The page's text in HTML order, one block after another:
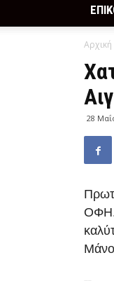
Αρχική
28
ΟΦΗ.
Μάνο